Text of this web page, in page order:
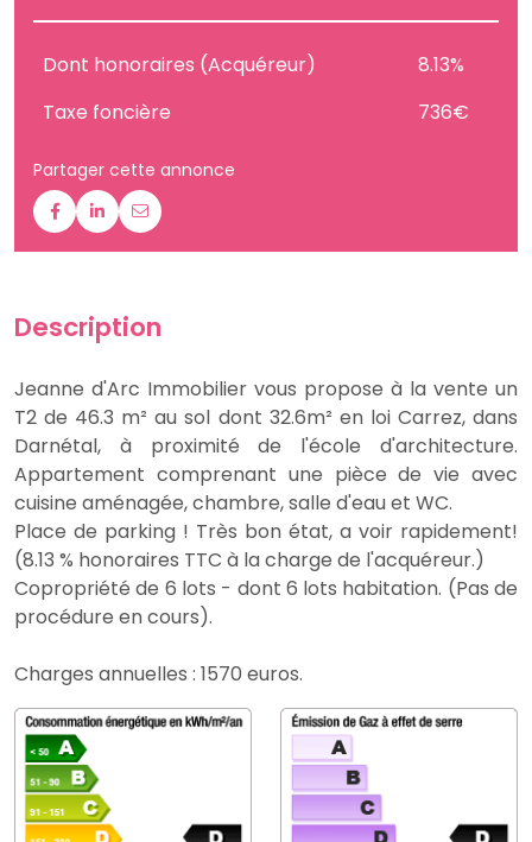
Dont honoraires (Acquéreur)
8.13%
Taxe foncière
736€
Partager cette annonce
Description
Jeanne d'Arc Immobilier vous propose à la vente un
T2 de 46.3 m² au sol dont 32.6m² en loi Carrez, dans
Darnétal, à proximité de l'école d'architecture.
Appartement comprenant une pièce de vie avec
cuisine aménagée, chambre, salle d'eau et WC.
Place de parking ! Très bon état, a voir rapidement!
(8.13 % honoraires TTC à la charge de l'acquéreur.)
Copropriété de 6 lots - dont 6 lots habitation. (Pas de
procédure en cours).
Charges annuelles : 1570 euros.